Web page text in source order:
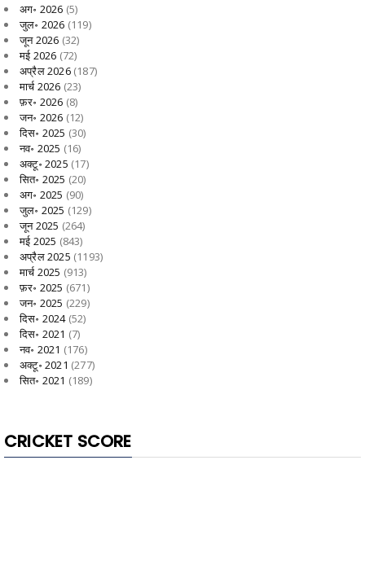
अग॰ 2026 (5)
जुल॰ 2026 (119)
जून 2026 (32)
मई 2026 (72)
अप्रैल 2026(187)
मार्च 2026 (23)
फ़र॰ 2026 (8)
जन॰ 2026 (12)
दिस॰ 2025 (30)
नव॰ 2025 (16)
अक्टू॰ 2025 (17)
सित॰ 2025 (20)
अग॰ 2025 (90)
जुल॰ 2025 (129)
जून 2025 (264)
मई 2025 (843)
अप्रैल 2025 (1193)
मार्च 2025 (913)
फ़र॰ 2025 (671)
जन॰ 2025 (229)
दिस॰ 2024(52)
दिस॰ 2021 (7)
नव॰ 2021 (176)
अक्टू॰ 2021 (277)
सित॰ 2021 (189)
CRICKET SCORE